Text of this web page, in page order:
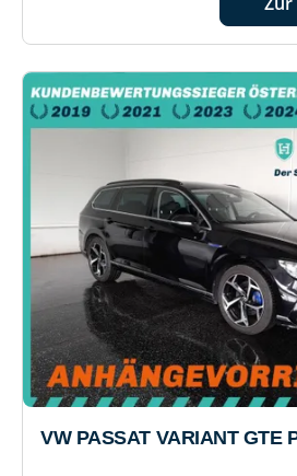
VW PASSAT VARIANT GTE